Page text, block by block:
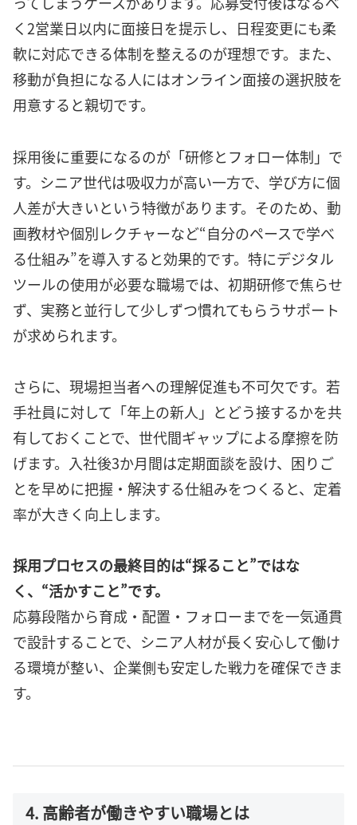
く2営業日以内に面接日を提示し、日程変更にも柔
軟に対応できる体制を整えるのが理想です。また、
移動が負担になる人にはオンライン面接の選択肢を
用意すると親切です。
採用後に重要になるのが「研修とフォロー体制」で
す。シニア世代は吸収力が高い一方で、学び方に個
人差が大きいという特徴があります。そのため、動
画教材や個別レクチャーなど“自分のペースで学べ
る仕組み”を導入すると効果的です。特にデジタル
ツールの使用が必要な職場では、初期研修で焦らせ
ず、実務と並行して少しずつ慣れてもらうサポート
が求められます。
さらに、現場担当者への理解促進も不可欠です。若
手社員に対して「年上の新人」とどう接するかを共
有しておくことで、世代間ギャップによる摩擦を防
げます。入社後3か月間は定期面談を設け、困りご
とを早めに把握・解決する仕組みをつくると、定着
率が大きく向上します。
採用プロセスの最終目的は“採ること”ではな
く、“活かすこと”です。
応募段階から育成・配置・フォローまでを一気通貫
で設計することで、シニア人材が長く安心して働け
る環境が整い、企業側も安定した戦力を確保できま
す。
4. 高齢者が働きやすい職場とは